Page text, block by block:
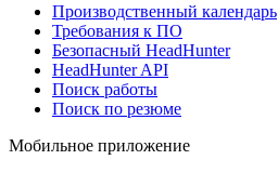
Производственный календарь
Требования к ПО
Безопасный HeadHunter
HeadHunter API
Поиск работы
Поиск по резюме
Мобильное приложение